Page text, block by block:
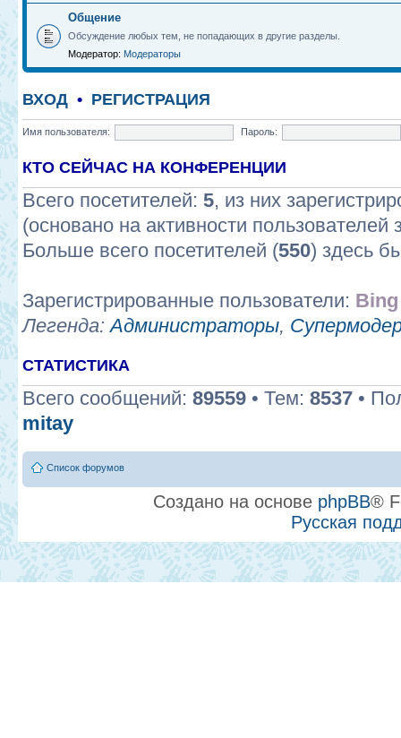
Общение
Обсуждение любых тем, не попадающих в другие разделы.
Модератор: Модераторы
ВХОД • РЕГИСТРАЦИЯ
Имя пользователя: Пароль:
КТО СЕЙЧАС НА КОНФЕРЕНЦИИ
Всего посетителей: 5, из них
(основано на активности пользователей
Больше всего посетителей (550) здесь
Зарегистрированные пользователи:
Легенда:Администраторы,
СТАТИСТИКА
Всего сообщений: 89559 • Тем: 8537 •
mitay
Список форумов
Создано на основе phpBB®
Русская